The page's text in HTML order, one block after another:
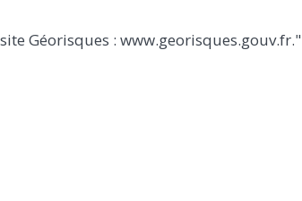
Géorisques : www.georisques.gouv.fr."